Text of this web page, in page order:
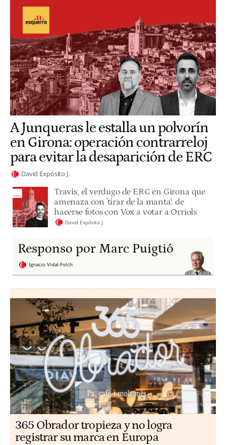
A Junqueras le estalla un polvorín
en Girona: operación contrarreloj
para evitar la desaparición de ERC
David Expósito J.
Travis, el verdugo de ERC en Girona que
amenaza con 'tirar de la manta': de
hacerse fotos con Vox a votar a Orriols
David Expósito J.
Responso por Marc Puigtió
Ignacio Vidal-Folch
365 Obrador tropieza y no logra
registrar su marca en Europa